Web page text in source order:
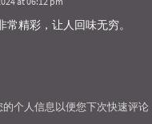
常精彩，让人回味无穷。
的个人信息以便您下次快速评